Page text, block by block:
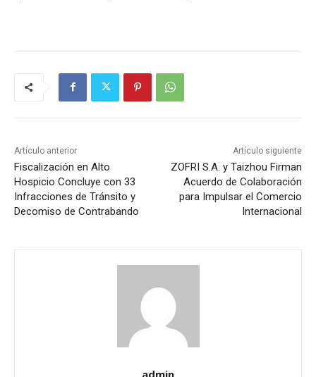
Artículo anterior
Fiscalización en Alto
Hospicio Concluye con 33
Infracciones de Tránsito y
Decomiso de Contrabando
Artículo siguiente
ZOFRI S.A. y Taizhou Firman
Acuerdo de Colaboración
para Impulsar el Comercio
Internacional
admin